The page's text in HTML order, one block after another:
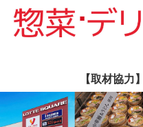
【取材協力】